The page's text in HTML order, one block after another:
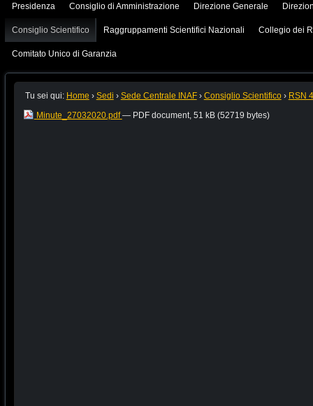
Presidenza Consiglio di Amministrazione Direzione Generale
Consiglio Scientifico Raggruppamenti Scientifici Nazionali Collegio dei
Comitato Unico di Garanzia
Tu sei qui: Home › Sedi › Sede Centrale INAF › Consiglio Scientifico › RSN 4
Minute_27032020.pdf— PDF document, 51 kB (52719 bytes)